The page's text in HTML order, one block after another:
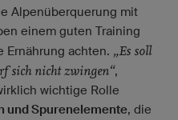
Alpenüberquerung mit
einem guten Training
Ernährung achten. „Es soll
sich nicht zwingen“,
wichtige Rolle
und Spurenelemente, die